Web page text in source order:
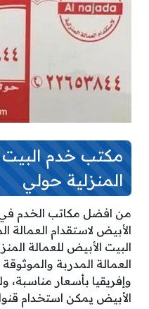
مكتب خدم البيت
المنزلية حولي
من افضل مكاتب الخدم
الأبيض لاستقدام
البيت الأبيض للعمالة
العمالة المدربة
وإفريقيا بأسعار
الأبيض يمكن استخدام